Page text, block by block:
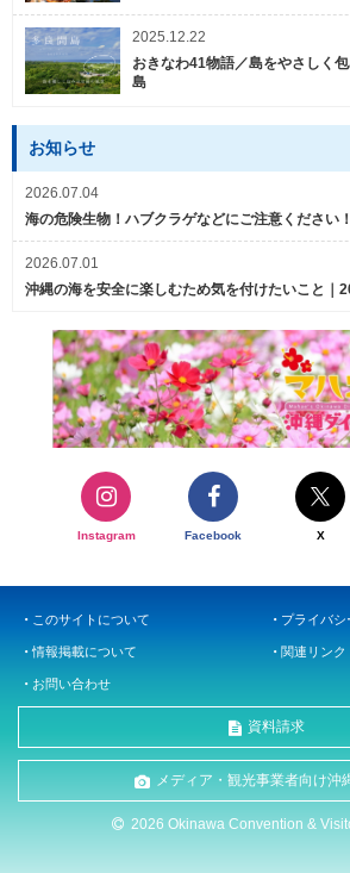
2025.12.22
おきなわ41物語／島をやさしく
島
お知らせ
2026.07.04
海の危険生物！ハブクラゲなどにご注意ください！
2026.07.01
沖縄の海を安全に楽しむため気を付けたいこと｜
Instagram Facebook X
このサイトについて プライバシ
情報掲載について 関連リンク
お問い合わせ
資料請求
メディア・観光事業者向け沖
2026 Okinawa Convention &